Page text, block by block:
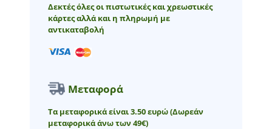
Δεκτές όλες οι πιστωτικές και χρεωστικές
κάρτες αλλά και η πληρωμή με
αντικαταβολή
Μεταφορά
Τα μεταφορικά είναι 3.50 ευρώ(Δωρεάν
μεταφορικά άνω των 49€)